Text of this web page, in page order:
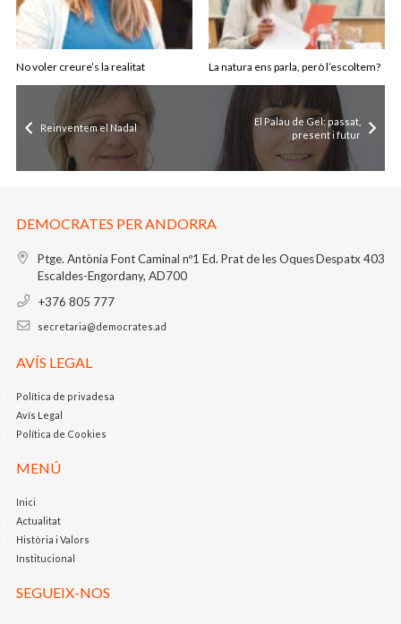
No voler creure’s la realitat La natura ens parla, però l’escoltem?
Reinventem el Nadal
El Palau de Gel: passat,
present i futur
DEMOCRATES PER ANDORRA
Ptge. Antònia Font Caminal nº1 Ed. Prat de les OquesDespatx 403
Escaldes-Engordany, AD700
+376 805 777
secretaria@democrates.ad
AVÍS LEGAL
Política de privadesa
Avís Legal
Política de Cookies
MENÚ
Inici
Actualitat
Història i Valors
Institucional
SEGUEIX-NOS